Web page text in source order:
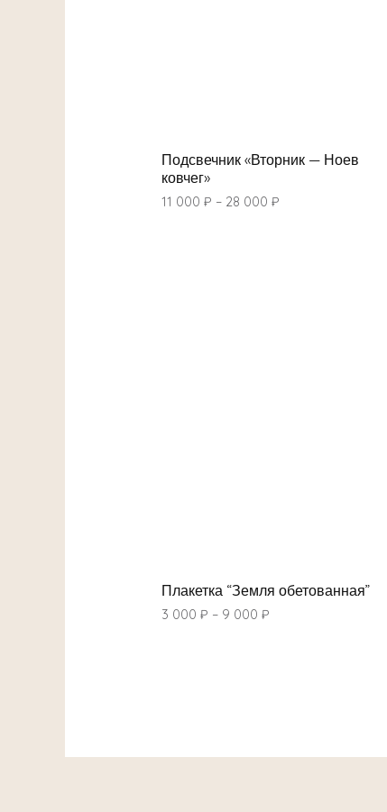
Подсвечник «Вторник — Ноев
ковчег»
11 000 ₽ – 28 000 ₽
Плакетка “Земля обетованная”
3 000 ₽ – 9 000 ₽